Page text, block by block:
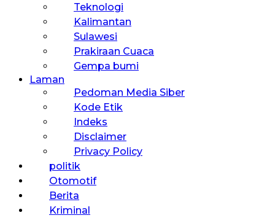
Teknologi
Kalimantan
Sulawesi
Prakiraan Cuaca
Gempa bumi
Laman
Pedoman Media Siber
Kode Etik
Indeks
Disclaimer
Privacy Policy
politik
Otomotif
Berita
Kriminal